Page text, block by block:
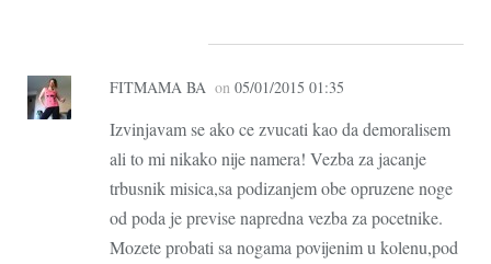
FITMAMA BA on 05/01/2015 01:35
Izvinjavam se ako ce zvucati kao da demoralisem
ali to mi nikako nije namera! Vezba za jacanje
trbusnik misica,sa podizanjem obe opruzene noge
od poda je previse napredna vezba za pocetnike.
Mozete probati sa nogama povijenim u kolenu,pod